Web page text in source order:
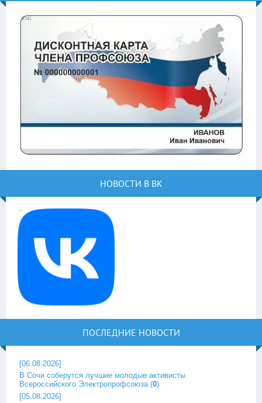
НОВОСТИ В ВК
ПОСЛЕДНИЕ НОВОСТИ
[06.08.2026]
В Сочи соберутся лучшие молодые активисты
Всероссийского Электропрофсоюза (0)
[05.08.2026]